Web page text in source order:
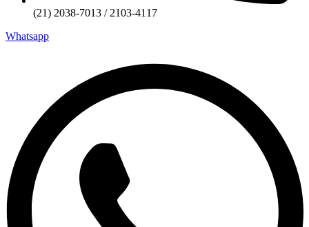
(21) 2038-7013 / 2103-4117
Whatsapp